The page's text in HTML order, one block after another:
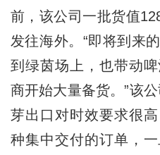
前，该公司一批货值
发往海外。“即将到来
到绿茵场上，也带动
商开始大量备货。”该
芽出口对时效要求很
种集中交付的订单，